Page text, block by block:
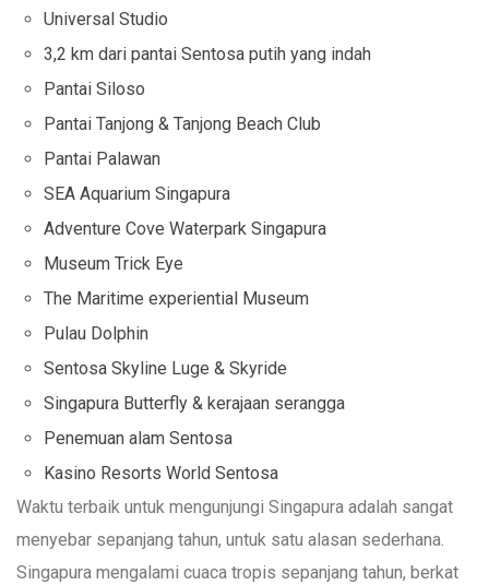
Universal Studio
3,2 km dari pantai Sentosa putih yang indah
Pantai Siloso
Pantai Tanjong & Tanjong Beach Club
Pantai Palawan
SEA Aquarium Singapura
Adventure Cove Waterpark Singapura
Museum Trick Eye
The Maritime experiential Museum
Pulau Dolphin
Sentosa Skyline Luge & Skyride
Singapura Butterfly & kerajaan serangga
Penemuan alam Sentosa
Kasino Resorts World Sentosa
Waktu terbaik untuk mengunjungi Singapura adalah sangat
menyebar sepanjang tahun, untuk satu alasan sederhana.
Singapura mengalami cuaca tropis sepanjang tahun, berkat